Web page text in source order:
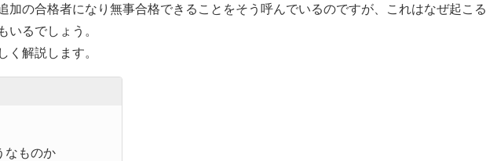
加の合格者になり無事合格できることをそう呼んでいるのですが、これはなぜ起こる
いるでしょう。
く解説します。
なものか